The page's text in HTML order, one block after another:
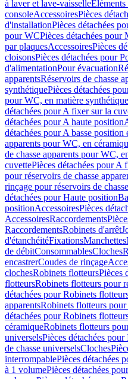
à laver et lave-vaisselleEléments
consoleAccessoiresPièces
d'installationPièces détachées
pour WCPièces détachées
par plaquesAccessoiresPièces
cloisonsPièces détachées pour
d'alimentationPour évacuation
apparentsRéservoirs de chasse
synthétiquePièces détachées
pour WC, en matière synthétique
détachées pour A fixer sur la
détachées pour A haute position
détachées pour A basse position
apparents pour WC, en
de chasse apparents pour WC,
cuvettePièces détachées pour A
pour réservoirs de chasse
rinçage pour réservoirs de
détachées pour Haute position
positionAccessoiresPièces
AccessoiresRaccordements
RaccordementsRobinets d'arrêt
d'étanchéitéFixationsManchettes
de débitConsommablesCloches
encastrerCoudes de rinçage
clochesRobinets flotteursPièces
flotteursRobinets flotteurs pour
détachées pour Robinets
apparentsRobinets flotteurs
détachées pour Robinets
céramiqueRobinets flotteurs
universelsPièces détachées
de chasse universelsCloches
interrompablePièces détachées
à 1 volumePièces détachées